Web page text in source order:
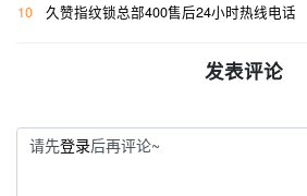
10
久赞指纹锁总部400售后24小时热线电话
发表评论
请先登录后再评论~